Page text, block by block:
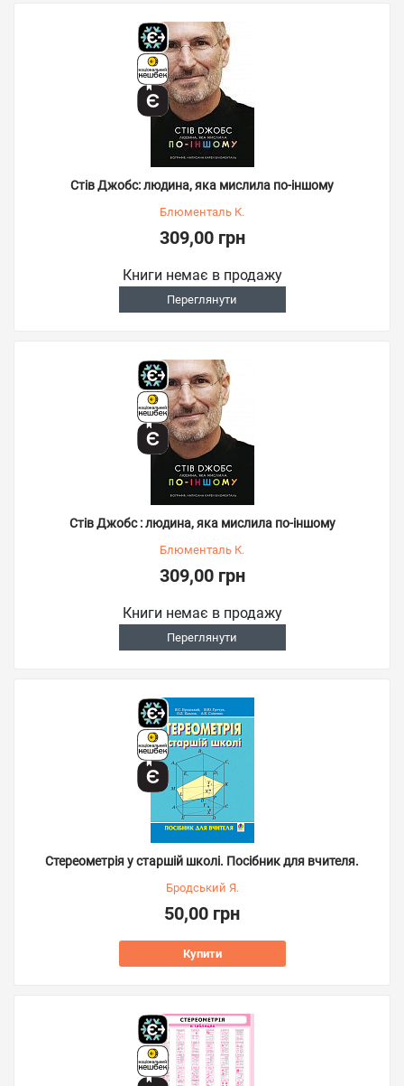
Стів Джобс: людина, яка мислила по-іншому
Блюменталь К.
309,00 грн
Книги немає в продажу
Переглянути
Стів Джобс : людина, яка мислила по-іншому
Блюменталь К.
309,00 грн
Книги немає в продажу
Переглянути
Стереометрія у старшій школі. Посібник для вчителя.
Бродський Я.
50,00 грн
Купити